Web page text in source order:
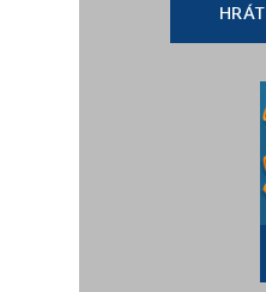
HRÁT